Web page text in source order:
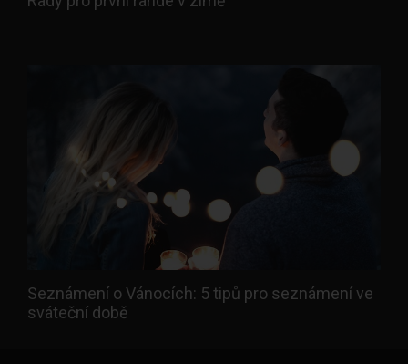
Seznámení o Vánocích: 5 tipů pro seznámení ve
sváteční době